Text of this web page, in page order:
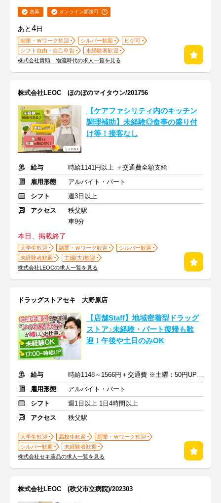
急募 オンライン面接可
あと4日
副業・Ｗワーク歓迎 シルバー歓迎
ヒゲ可
シフト自由・自己申告
未経験者歓迎
株式会社貴順 物流時代の求人一覧を見る
株式会社LEOC ほのぼのマイタウン/201756
【ケアファシリティ内のキッチン
調理補助】未経験◎食事の盛り付
け等！接客なし
給与
時給1141円以上 ＋交通費全額支給
雇用形態
アルバイト・パート
シフト
週3日以上
アクセス
秩父駅
車9分
本日、掲載終了
大学生歓迎 副業・Ｗワーク歓迎
シルバー歓迎
未経験者歓迎
主婦(夫)歓迎
株式会社LEOCの求人一覧を見る
ドラッグストアセキ 大野原店
【店舗Staff】地域密着型ドラッグ
ストア♪未経験・パート復帰も歓
迎！午後や土日のみOK
給与
時給1148～1566円＋交通費 ※土曜：50円UP/日曜・祝日：100円UP
雇用形態
アルバイト・パート
シフト
週1日以上 1日4時間以上
アクセス
秩父駅
大学生歓迎 高校生歓迎
副業・Ｗワーク歓迎
シルバー歓迎
未経験者歓迎
株式会社セキ薬品の求人一覧を見る
株式会社LEOC (秩父市立病院)/202303